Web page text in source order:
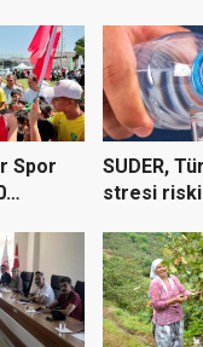
Spor
SUDER,
stresi